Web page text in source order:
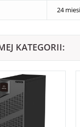
24
KATEGORII: